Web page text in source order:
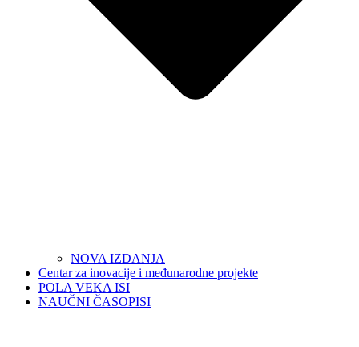
NOVA IZDANJA
Centar za inovacije i međunarodne projekte
POLA VEKA ISI
NAUČNI ČASOPISI